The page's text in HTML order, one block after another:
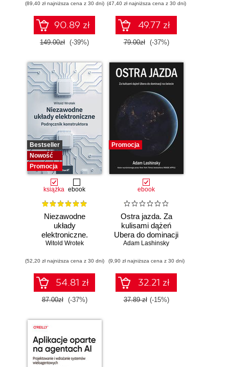
(89,40 zł najniższa cena z 30 dni)
90.89 zł
149.00zł (-39%)
modelach
językowych w
praktyce
(47,40 zł najniższa cena z 30 dni)
49.77 zł
79.00zł (-37%)
Bestseller
Nowość
Promocja
książka ebook
Niezawodne
układy
elektroniczne.
Podręcznik
Witold Wrotek
(52,20 zł najniższa cena z 30 dni)
54.81 zł
87.00zł (-37%)
Promocja
ebook
Ostra jazda. Za
kulisami dążeń
Ubera do dominacji
na świecie
Adam Lashinsky
(9,90 zł najniższa cena z 30 dni)
32.21 zł
37.89 zł (-15%)